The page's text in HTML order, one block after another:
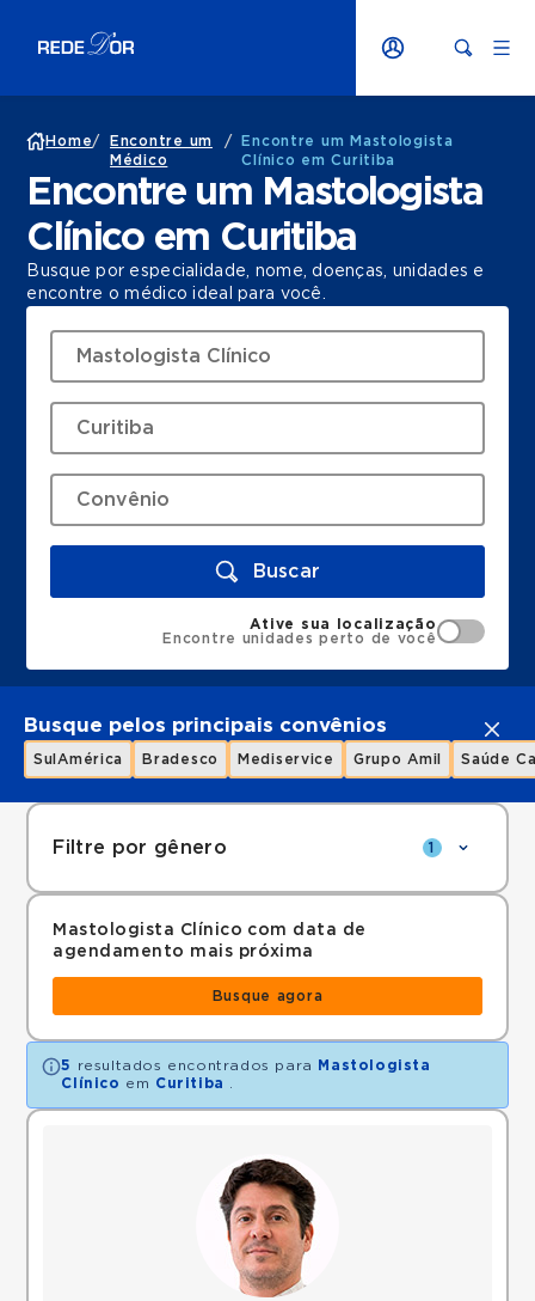
Home/
Encontre um
Médico
/
Encontre um Mastologista
Clínico em Curitiba
Encontre um Mastologista
Clínico em Curitiba
Busque por especialidade, nome, doenças, unidades e
encontre o médico ideal para você.
Buscar
Ative sua localização
Encontre unidades perto de você
Busque pelos principais convênios
SulAmérica Bradesco Mediservice Grupo Amil Saúde
Filtre por gênero 1
Mastologista Clínico com data de
agendamento mais próxima
Busque agora
5 resultados encontrados para
Mastologista
Clínico em Curitiba